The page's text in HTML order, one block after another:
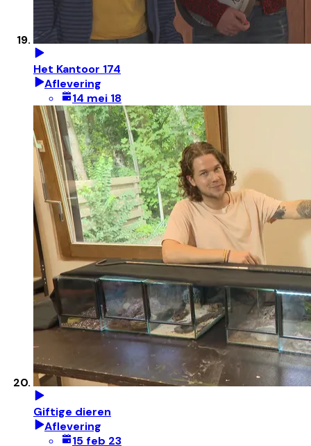
Het Kantoor 174
Aflevering
14 mei 18
Giftige dieren
Aflevering
15 feb 23